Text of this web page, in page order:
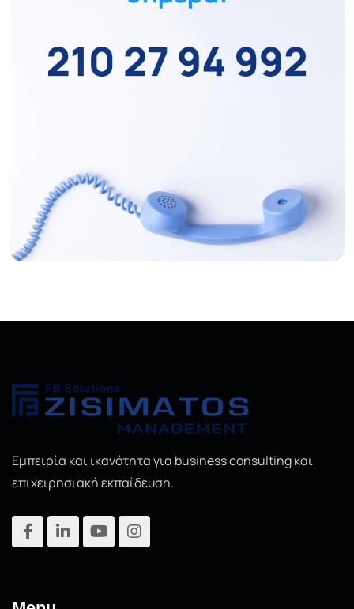
Εμπειρία και ικανότητα για business consulting και
επιχειρησιακή εκπαίδευση.